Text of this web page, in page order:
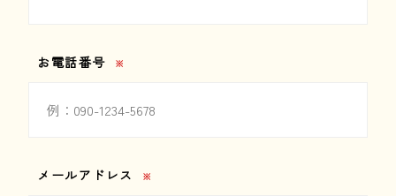
お電話番号 ※
メールアドレス ※